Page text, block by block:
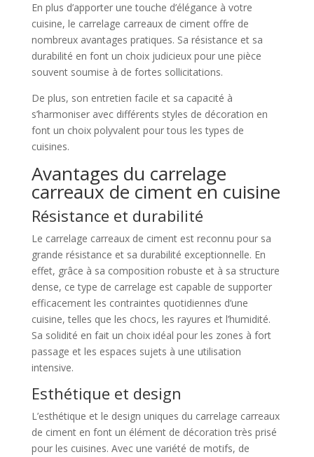
En plus d’apporter une touche d’élégance à votre
cuisine, le carrelage carreaux de ciment offre de
nombreux avantages pratiques. Sa résistance et sa
durabilité en font un choix judicieux pour une pièce
souvent soumise à de fortes sollicitations.
De plus, son entretien facile et sa capacité à
s’harmoniser avec différents styles de décoration en
font un choix polyvalent pour tous les types de
cuisines.
Avantages du carrelage
carreaux de ciment en cuisine
Résistance et durabilité
Le carrelage carreaux de ciment est reconnu pour sa
grande résistance et sa durabilité exceptionnelle. En
effet, grâce à sa composition robuste et à sa structure
dense, ce type de carrelage est capable de supporter
efficacement les contraintes quotidiennes d’une
cuisine, telles que les chocs, les rayures et l’humidité.
Sa solidité en fait un choix idéal pour les zones à fort
passage et les espaces sujets à une utilisation
intensive.
Esthétique et design
L’esthétique et le design uniques du carrelage carreaux
de ciment en font un élément de décoration très prisé
pour les cuisines. Avec une variété de motifs, de